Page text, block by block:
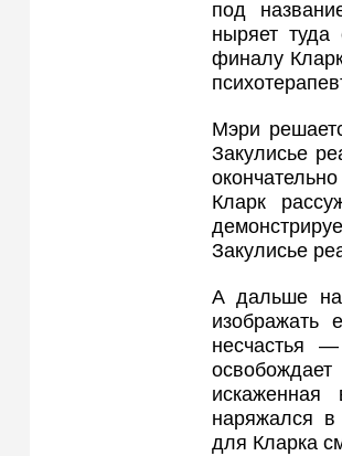
под
ныряет туда
финалу
Мэри
Закулисье
Кларк
Закулисье
А дальше
изображать
несчастья
наряжался в
для Кларка